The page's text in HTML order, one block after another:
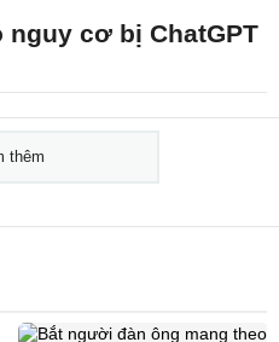
cơ bị ChatGPT
thêm